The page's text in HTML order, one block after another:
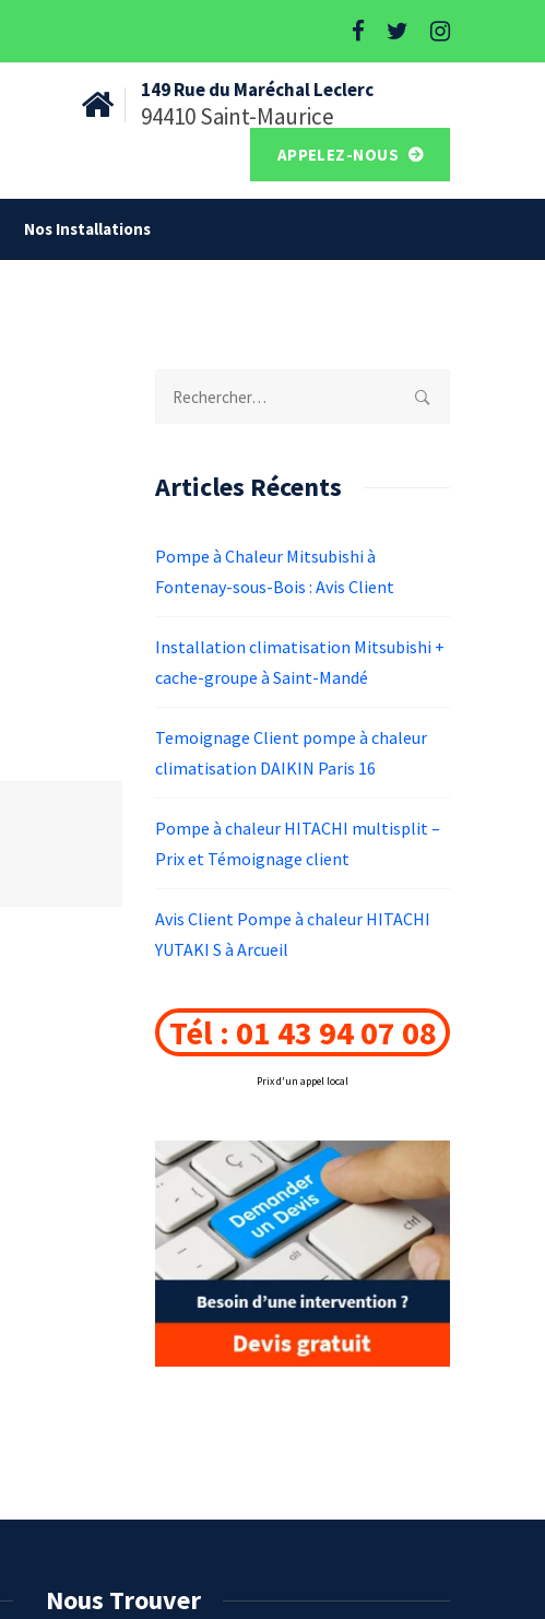
149 Rue du Maréchal Leclerc
94410 Saint-Maurice
APPELEZ-NOUS
Nos Installations
Rechercher :
Articles Récents
Pompe à Chaleur Mitsubishi à
Fontenay-sous-Bois : Avis Client
Installation climatisation Mitsubishi +
cache-groupe à Saint-Mandé
Temoignage Client pompe à chaleur
climatisation DAIKIN Paris 16
Pompe à chaleur HITACHI multisplit –
Prix et Témoignage client
Avis Client Pompe à chaleur HITACHI
YUTAKI S à Arcueil
Tél : 01 43 94 07 08
Prix d'un appel local
Nous Trouver